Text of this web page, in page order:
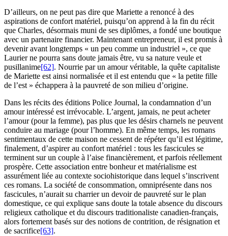
D’ailleurs, on ne peut pas dire que Mariette a renoncé à des
aspirations de confort matériel, puisqu’on apprend à la fin du récit
que Charles, désormais muni de ses diplômes, a fondé une boutique
avec un partenaire financier. Maintenant entrepreneur, il est promis à
devenir avant longtemps « un peu comme un industriel », ce que
Laurier ne pourra sans doute jamais être, vu sa nature veule et
pusillanime[62]. Nourrie par un amour véritable, la quête capitaliste
de Mariette est ainsi normalisée et il est entendu que « la petite fille
de l’est » échappera à la pauvreté de son milieu d’origine.
Dans les récits des éditions Police Journal, la condamnation d’un
amour intéressé est irrévocable. L’argent, jamais, ne peut acheter
l’amour (pour la femme), pas plus que les désirs charnels ne peuvent
conduire au mariage (pour l’homme). En même temps, les romans
sentimentaux de cette maison ne cessent de répéter qu’il est légitime,
finalement, d’aspirer au confort matériel : tous les fascicules se
terminent sur un couple à l’aise financièrement, et parfois réellement
prospère. Cette association entre bonheur et matérialisme est
assurément liée au contexte sociohistorique dans lequel s’inscrivent
ces romans. La société de consommation, omniprésente dans nos
fascicules, n’aurait su charrier un devoir de pauvreté sur le plan
domestique, ce qui explique sans doute la totale absence du discours
religieux catholique et du discours traditionaliste canadien-français,
alors fortement basés sur des notions de contrition, de résignation et
de sacrifice[63].